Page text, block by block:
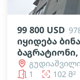
99 800 USD
იყიდება
1
102 მ²